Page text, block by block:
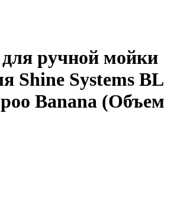
ручной мойки
Shine Systems BL
Banana (Объем